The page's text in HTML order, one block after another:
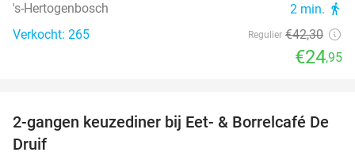
's-Hertogenbosch 2 min. directions_walk
Verkocht: 265 Regulier €42,30
€24,95
37%
2-gangen keuzediner bij Eet- & Borrelcafé De
Druif